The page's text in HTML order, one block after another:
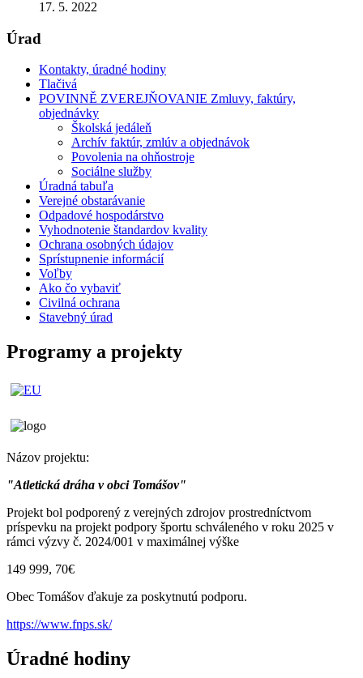
17. 5. 2022
Úrad
Kontakty, úradné hodiny
Tlačivá
POVINNĚ ZVEREJŇOVANIE Zmluvy, faktúry,
objednávky
Školská jedáleň
Archív faktúr, zmlúv a objednávok
Povolenia na ohňostroje
Sociálne služby
Úradná tabuľa
Verejné obstarávanie
Odpadové hospodárstvo
Vyhodnotenie štandardov kvality
Ochrana osobných údajov
Sprístupnenie informácií
Voľby
Ako čo vybaviť
Civilná ochrana
Stavebný úrad
Programy a projekty
Názov projektu:
"Atletická dráha v obci Tomášov"
Projekt bol podporený z verejných zdrojov prostredníctvom
príspevku na projekt podpory športu schváleného v roku 2025 v
rámci výzvy č. 2024/001 v maximálnej výške
149 999, 70€
Obec Tomášov ďakuje za poskytnutú podporu.
https://www.fnps.sk/
Úradné hodiny